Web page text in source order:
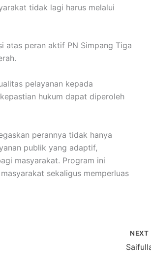
tidak lagi harus melalui
atas peran aktif PN Simpang Tiga
pelayanan kepada
hukum dapat diperoleh
perannya tidak hanya
publik yang adaptif,
masyarakat. Program ini
sekaligus memperluas
NEXT